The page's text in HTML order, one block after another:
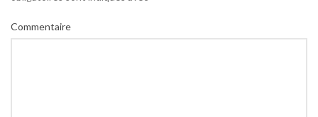
Commentaire